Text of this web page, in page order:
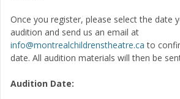
Once you register, please select the date
audition and send us an email at
info@montrealchildrenstheatre.ca to
date. All audition materials will then be
Audition Date: